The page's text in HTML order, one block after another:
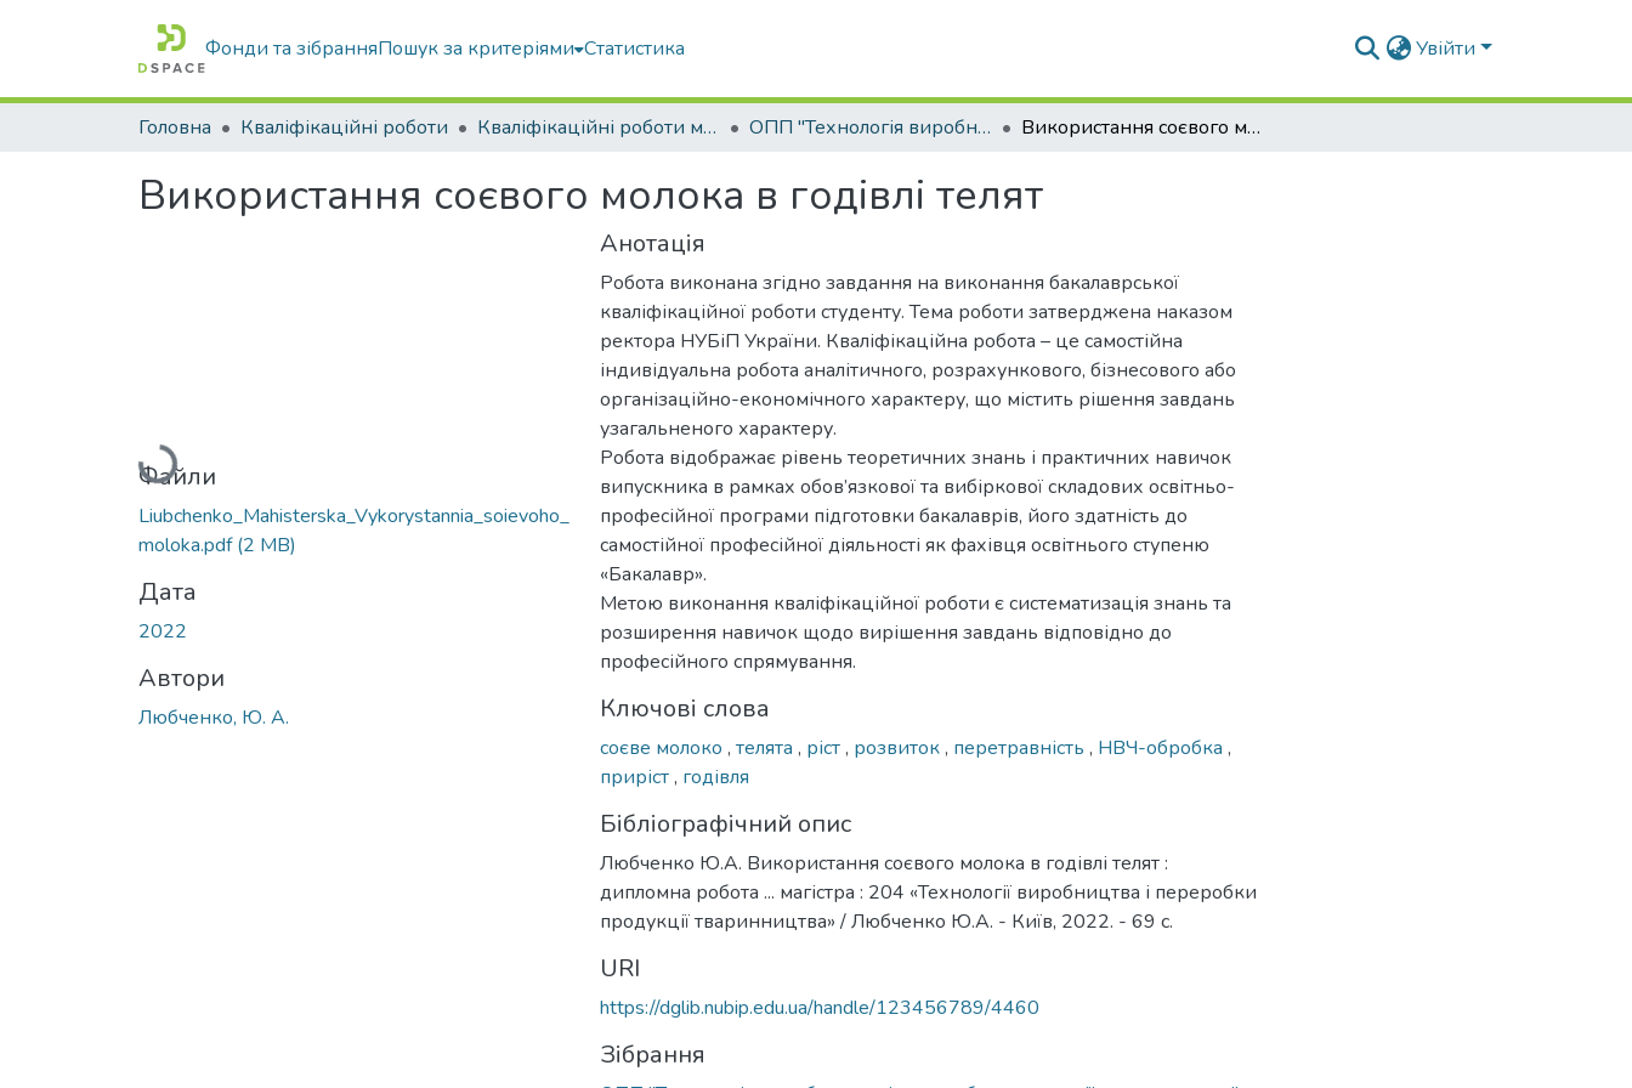
Фонди та зібранняПошук за критеріями Статистика Увійти
Головна Кваліфікаційні роботи Кваліфікаційні роботи магістрів ОПП "Технологія виробництва і переробки продукції тваринництва" Використання соєвого молока в годівлі телят
Використання соєвого молока в годівлі телят
Вантажиться...
Файли
Liubchenko_Мahisterska_Vykorystannia_soievoho_
moloka.pdf(2 MB)
Дата
2022
Автори
Любченко, Ю. А.
Анотація
Робота виконана згідно завдання на виконання бакалаврської
кваліфікаційної роботи студенту. Тема роботи затверджена наказом
ректора НУБіП України. Кваліфікаційна робота – це самостійна
індивідуальна робота аналітичного, розрахункового, бізнесового або
організаційно-економічного характеру, що містить рішення завдань
узагальненого характеру.
Робота відображає рівень теоретичних знань і практичних навичок
випускника в рамках обов’язкової та вибіркової складових освітньо-
професійної програми підготовки бакалаврів, його здатність до
самостійної професійної діяльності як фахівця освітнього ступеню
«Бакалавр».
Метою виконання кваліфікаційної роботи є систематизація знань та
розширення навичок щодо вирішення завдань відповідно до
професійного спрямування.
Ключові слова
соєве молоко , телята , ріст, розвиток, перетравність , НВЧ-обробка ,
приріст, годівля
Бібліографічний опис
Любченко Ю.А. Використання соєвого молока в годівлі телят :
дипломна робота ... магістра : 204 «Технології виробництва і переробки
продукції тваринництва» / Любченко Ю.А. - Київ, 2022. - 69 с.
URI
https://dglib.nubip.edu.ua/handle/123456789/4460
Зібрання